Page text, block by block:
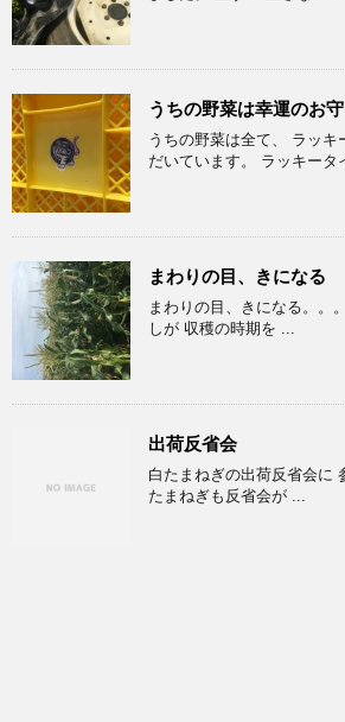
うちの野菜は幸運のお守
うちの野菜は全て、 ラッ
だいています。 ラッキータ
まわりの目、きになる
まわりの目、きになる。。
しが 収穫の時期を ...
出荷反省会
白たまねぎの出荷反省会
たまねぎも反省会が ...